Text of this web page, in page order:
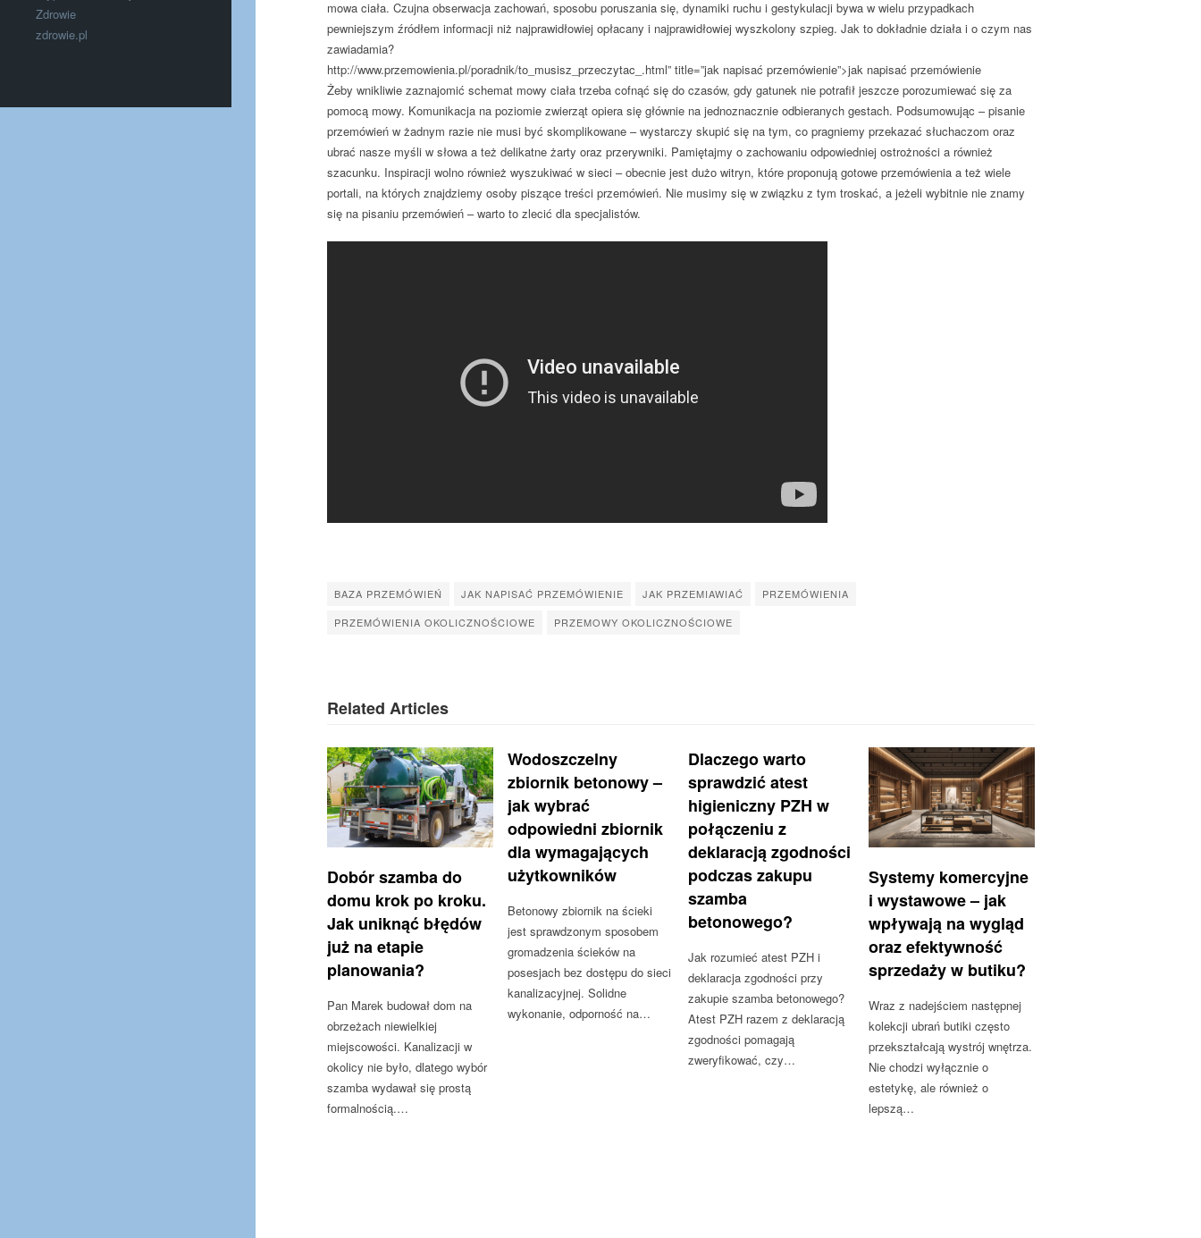
Zdrowie
zdrowie.pl
mowa ciała. Czujna obserwacja zachowań, sposobu poruszania się, dynamiki ruchu i gestykulacji bywa w wielu przypadkach
pewniejszym źródłem informacji niż najprawidłowiej opłacany i najprawidłowiej wyszkolony szpieg. Jak to dokładnie działa i o czym nas
zawiadamia?
http://www.przemowienia.pl/poradnik/to_musisz_przeczytac_.html” title=”jak napisać przemówienie”>jak napisać przemówienie
Żeby wnikliwie zaznajomić schemat mowy ciała trzeba cofnąć się do czasów, gdy gatunek nie potrafił jeszcze porozumiewać się za
pomocą mowy. Komunikacja na poziomie zwierząt opiera się głównie na jednoznacznie odbieranych gestach. Podsumowując – pisanie
przemówień w żadnym razie nie musi być skomplikowane – wystarczy skupić się na tym, co pragniemy przekazać słuchaczom oraz
ubrać nasze myśli w słowa a też delikatne żarty oraz przerywniki. Pamiętajmy o zachowaniu odpowiedniej ostrożności a również
szacunku. Inspiracji wolno również wyszukiwać w sieci – obecnie jest dużo witryn, które proponują gotowe przemówienia a też wiele
portali, na których znajdziemy osoby piszące treści przemówień. Nie musimy się w związku z tym troskać, a jeżeli wybitnie nie znamy
się na pisaniu przemówień – warto to zlecić dla specjalistów.
BAZA PRZEMÓWIEŃ JAK NAPISAĆ PRZEMÓWIENIE JAK PRZEMIAWIAĆ
PRZEMÓWIENIA
PRZEMÓWIENIA OKOLICZNOŚCIOWE
PRZEMOWY OKOLICZNOŚCIOWE
Related Articles
Dobór szamba do
domu krok po kroku.
Jak uniknąć błędów
już na etapie
planowania?
Pan Marek budował dom na
obrzeżach niewielkiej
miejscowości. Kanalizacji w
okolicy nie było, dlatego wybór
szamba wydawał się prostą
formalnością.…
Wodoszczelny
zbiornik betonowy –
jak wybrać
odpowiedni zbiornik
dla wymagających
użytkowników
Betonowy zbiornik na ścieki
jest sprawdzonym sposobem
gromadzenia ścieków na
posesjach bez dostępu do sieci
kanalizacyjnej. Solidne
wykonanie, odporność na…
Dlaczego warto
sprawdzić atest
higieniczny PZH w
połączeniu z
deklaracją zgodności
podczas zakupu
szamba
betonowego?
Jak rozumieć atest PZH i
deklaracja zgodności przy
zakupie szamba betonowego?
Atest PZH razem z deklaracją
zgodności pomagają
zweryfikować, czy…
Systemy komercyjne
i wystawowe – jak
wpływają na wygląd
oraz efektywność
sprzedaży w butiku?
Wraz z nadejściem następnej
kolekcji ubrań butiki często
przekształcają wystrój wnętrza.
Nie chodzi wyłącznie o
estetykę, ale również o
lepszą…